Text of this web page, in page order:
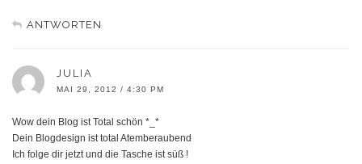
ANTWORTEN
JULIA
MAI 29, 2012 / 4:30 PM
Wow dein Blog ist Total schön *_*
Dein Blogdesign ist total Atemberaubend
Ich folge dir jetzt und die Tasche ist süß !